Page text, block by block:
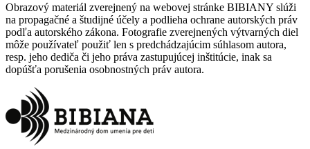
Obrazový materiál zverejnený na webovej stránke BIBIANY slúži
na propagačné a študijné účely a podlieha ochrane autorských práv
podľa autorského zákona. Fotografie zverejnených výtvarných diel
môže používateľ použiť len s predchádzajúcim súhlasom autora,
resp. jeho dediča či jeho práva zastupujúcej inštitúcie, inak sa
dopúšťa porušenia osobnostných práv autora.